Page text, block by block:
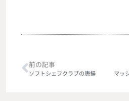
前の記事
ソフトシェフクラブの唐揚 マッ